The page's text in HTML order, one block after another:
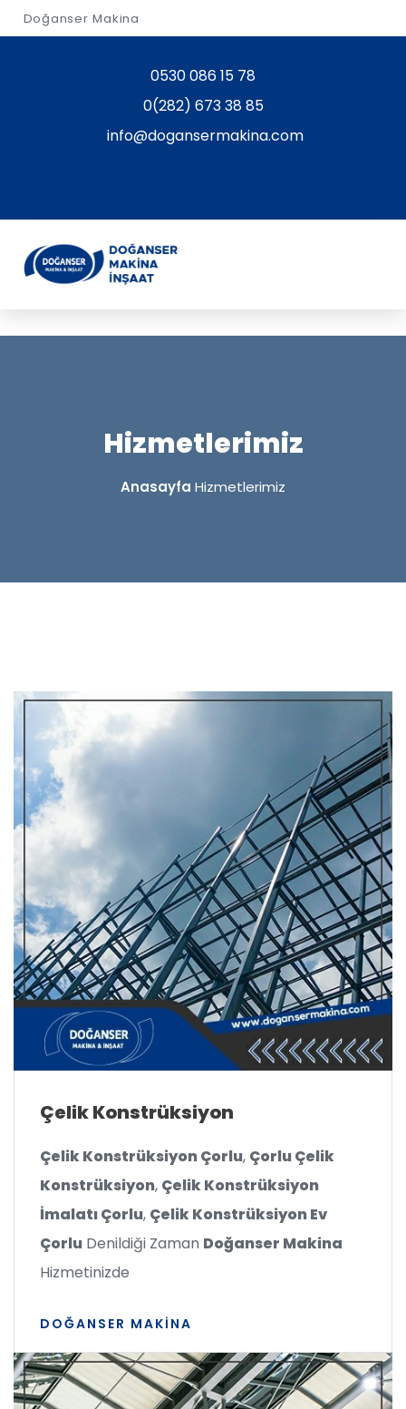
Doğanser Makina
0530 086 15 78
0(282) 673 38 85
info@dogansermakina.com
Hizmetlerimiz
Anasayfa Hizmetlerimiz
Çelik Konstrüksiyon
Çelik Konstrüksiyon Çorlu, Çorlu Çelik
Konstrüksiyon, Çelik Konstrüksiyon
İmalatı Çorlu, Çelik Konstrüksiyon Ev
Çorlu Denildiği Zaman Doğanser Makina
Hizmetinizde
DOĞANSER MAKINA